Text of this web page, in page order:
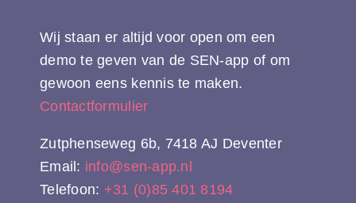
Wij staan er altijd voor open om een
demo te geven van de SEN-app of om
gewoon eens kennis te maken.
Contactformulier
Zutphenseweg 6b, 7418 AJ Deventer
Email: info@sen-app.nl
Telefoon: +31 (0)85 401 8194